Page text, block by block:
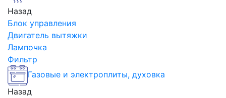
Назад
Блок управления
Двигатель вытяжки
Лампочка
Фильтр
Газовые и электроплиты, духовка
Назад